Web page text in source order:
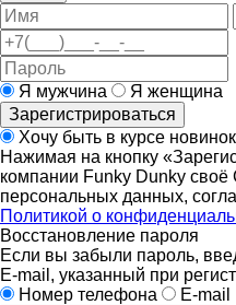
Я мужчина
Я женщина
Зарегистрироваться
Хочу быть в курсе
Нажимая на кнопку
компании Funky Dunky своё
персональных данных,
Политикой о
Восстановление пароля
Если вы забыли пароль,
E-mail, указанный при
Номер телефона
E-mail